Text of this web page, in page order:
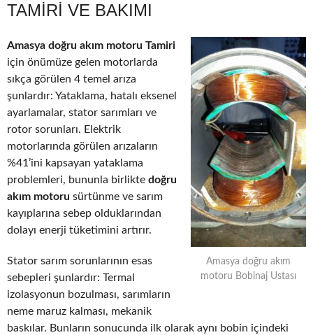
TAMIRI VE BAKIMI
Amasya doğru akım
motoru Bobinaj Ustası
Amasya doğru akım motoru Tamiri
için önümüze gelen motorlarda
sıkça görülen 4 temel arıza
şunlardır: Yataklama, hatalı eksenel
ayarlamalar, stator sarımları ve
rotor sorunları. Elektrik
motorlarında görülen arızaların
%41’ini kapsayan yataklama
problemleri, bununla birlikte doğru
akım motoru sürtünme ve sarım
kayıplarına sebep olduklarından
dolayı enerji tüketimini artırır.
Stator sarım sorunlarının esas
sebepleri şunlardır: Termal
izolasyonun bozulması, sarımların
neme maruz kalması, mekanik
baskılar. Bunların sonucunda ilk olarak aynı bobin içindeki